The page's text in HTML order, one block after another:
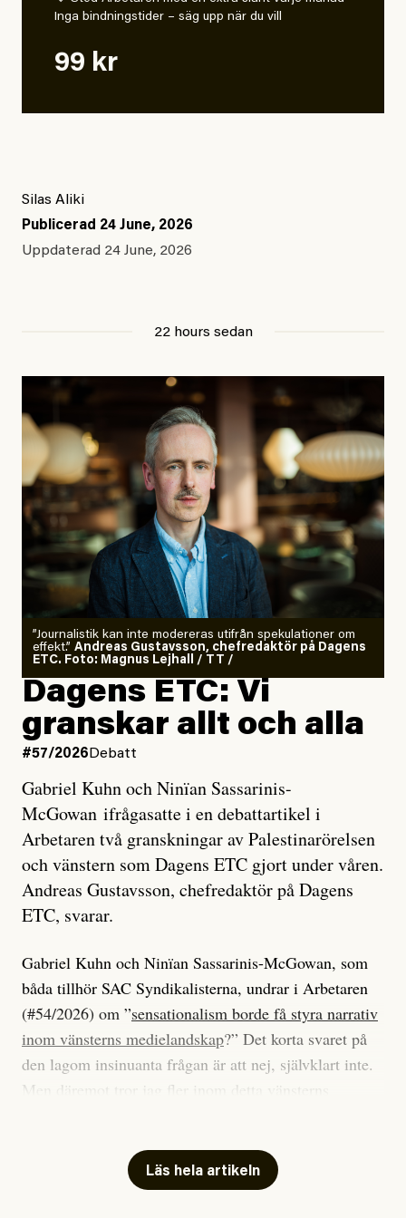
Inga bindningstider – säg upp när du vill
99 kr
Silas Aliki
Publicerad 24 June, 2026
Uppdaterad 24 June, 2026
22 hours sedan
”Journalistik kan inte modereras utifrån spekulationer om
effekt.” Andreas Gustavsson, chefredaktör på Dagens
ETC. Foto: Magnus Lejhall / TT /
Dagens ETC: Vi
granskar allt och alla
#57/2026 Debatt
Gabriel Kuhn och Ninïan Sassarinis-
McGowan ifrågasatte i en debattartikel i
Arbetaren två granskningar av Palestinarörelsen
och vänstern som Dagens ETC gjort under våren.
Andreas Gustavsson, chefredaktör på Dagens
ETC, svarar.
Gabriel Kuhn och Ninïan Sassarinis-McGowan, som
båda tillhör SAC Syndikalisterna, undrar i Arbetaren
(#54/2026) om ”sensationalism borde få styra narrativ
inom vänsterns medielandskap?” Det korta svaret på
den lagom insinuanta frågan är att nej, självklart inte.
Men däremot tror jag fler inom detta vänsterns
journalistik som vänder sig till många snarare än att
jaga inbördes beundran. Det har i alla fall fungerat för
Läs hela artikeln